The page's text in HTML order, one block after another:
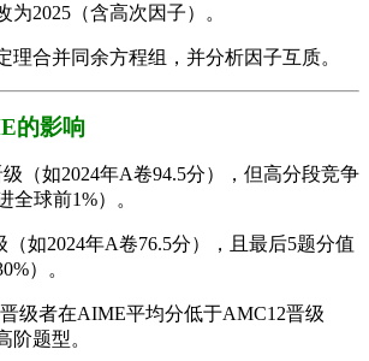
为2025 （含高次因子）。
理合并同余方程组，并分析因子互质。
的影响​
级（如2024年A卷94.5分），但高分段竞争
全球前1%）。
（如2024年A卷76.5分），且最后5题分值
）。
晋级者在AIME平均分低于AMC12晋级
阶题型。